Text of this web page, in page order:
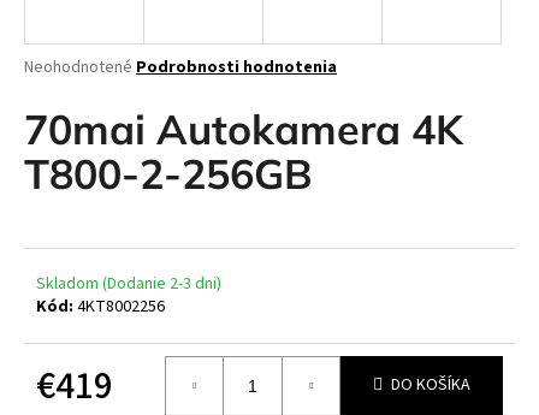
Priemerné
produktu
je
0,0
Neohodnotené Podrobnosti hodnotenia
70mai Autokamera 4K
T800-2-256GB
Skladom (Dodanie 2-3 dni)
Kód: 4KT8002256
€419 DO KOŠÍKA
j
ť
?
HĽADAŤ
O